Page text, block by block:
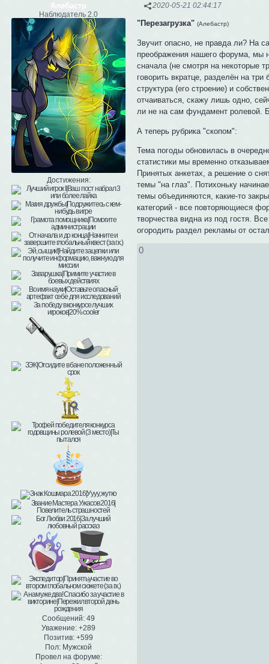
2020-05-21 02:44:17
Алебастр
Наблюдатель 2.0
Достижения:
Сообщений: 49
Уважение: +289
Позитив: +599
Пол: Мужской
Провел на форуме:
"Перезагрузка" (Алебастр)
Звучит опасно, не правда ли? На
преображения нашего форума, мы
сначала (не смотря на некоторые
говорить вкратце, разделён на
структура (его строение) и
отчаиваться, скажу лишь одно,
ли не на сам фундамент ролевой.
А теперь рубрика "скопом":
Тема погоды обновилась в
статистики мы временно
Принятых анкетах, а решение о
темы "на глаз". Потихоньку
темы объединяются, какие-то
категорий - все повторяющиеся
творчества видна из под гостя.
огородить раздел рекламы от
0